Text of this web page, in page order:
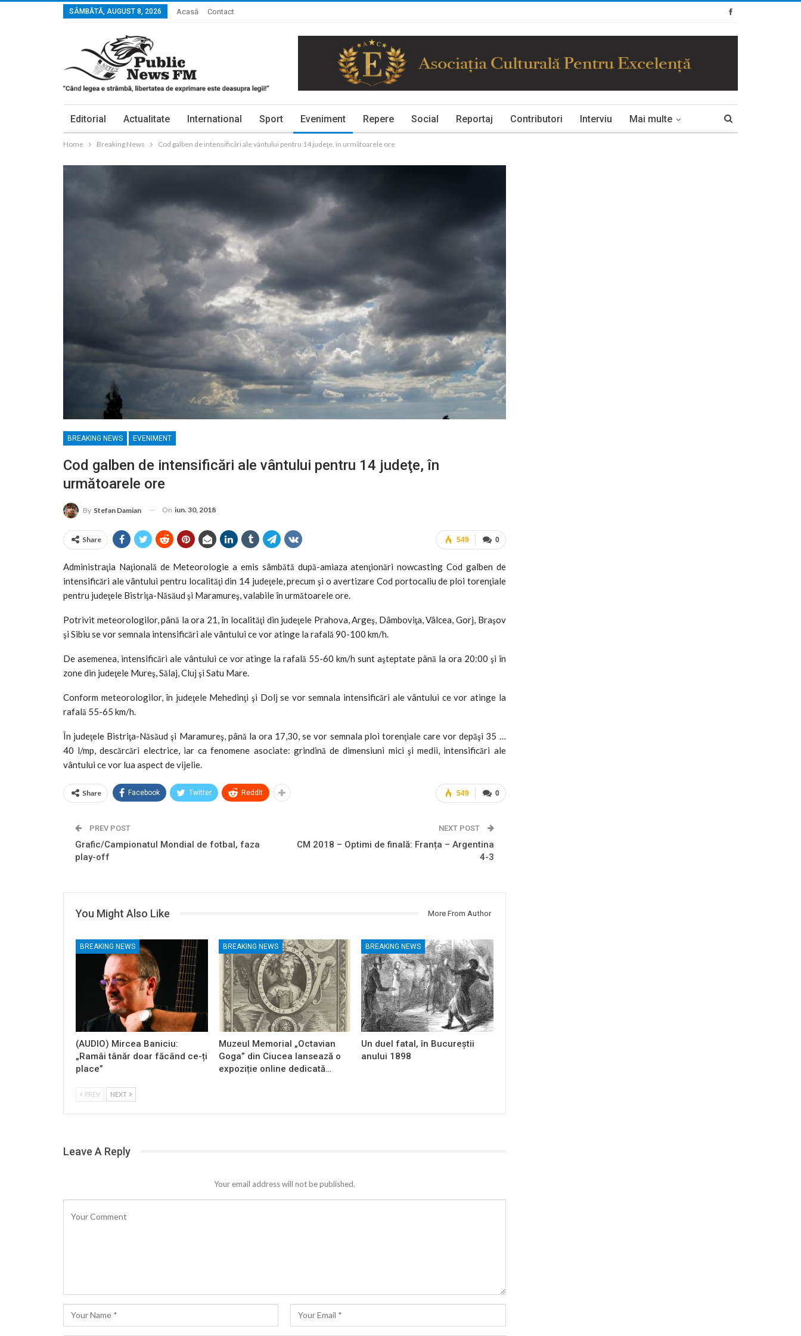
SÂMBĂTĂ, AUGUST 8, 2026 Acasă Contact
Editorial Actualitate International Sport Eveniment Repere Social Reportaj Contributori Interviu Mai multe
Home Breaking News Cod galben de intensificări ale vântului pentru 14 judeţe, în următoarele ore
BREAKING NEWS EVENIMENT
Cod galben de intensificări ale vântului pentru 14 judeţe, în
următoarele ore
By Stefan Damian On iun. 30, 2018
0
549
Share
Administraţia Naţională de Meteorologie a emis sâmbătă după-amiaza atenţionări nowcasting Cod galben de
intensificări ale vântului pentru localităţi din 14 judeţele, precum şi o avertizare Cod portocaliu de ploi torenţiale
pentru judeţele Bistriţa-Năsăud şi Maramureş, valabile în următoarele ore.
Potrivit meteorologilor, până la ora 21, în localităţi din judeţele Prahova, Argeş, Dâmboviţa, Vâlcea, Gorj, Braşov
şi Sibiu se vor semnala intensificări ale vântului ce vor atinge la rafală 90-100 km/h.
De asemenea, intensificări ale vântului ce vor atinge la rafală 55-60 km/h sunt aşteptate până la ora 20:00 şi în
zone din judeţele Mureş, Sălaj, Cluj şi Satu Mare.
Conform meteorologilor, în judeţele Mehedinţi şi Dolj se vor semnala intensificări ale vântului ce vor atinge la
rafală 55-65 km/h.
În judeţele Bistriţa-Năsăud şi Maramureş, până la ora 17,30, se vor semnala ploi torenţiale care vor depăşi 35 …
40 l/mp, descărcări electrice, iar ca fenomene asociate: grindină de dimensiuni mici şi medii, intensificări ale
vântului ce vor lua aspect de vijelie.
0
549
Share Facebook Twitter ReddIt
PREV POST
Grafic/Campionatul Mondial de fotbal, faza
play-off
NEXT POST
CM 2018 – Optimi de finală: Franța – Argentina
4-3
You Might Also Like More From Author
BREAKING NEWS
(AUDIO) Mircea Baniciu:
„Ramâi tânăr doar făcând ce-ți
place”
BREAKING NEWS
Muzeul Memorial „Octavian
Goga” din Ciucea lansează o
expoziție online dedicată…
BREAKING NEWS
Un duel fatal, în Bucureştii
anului 1898
PREV NEXT
Leave A Reply
Your email address will not be published.